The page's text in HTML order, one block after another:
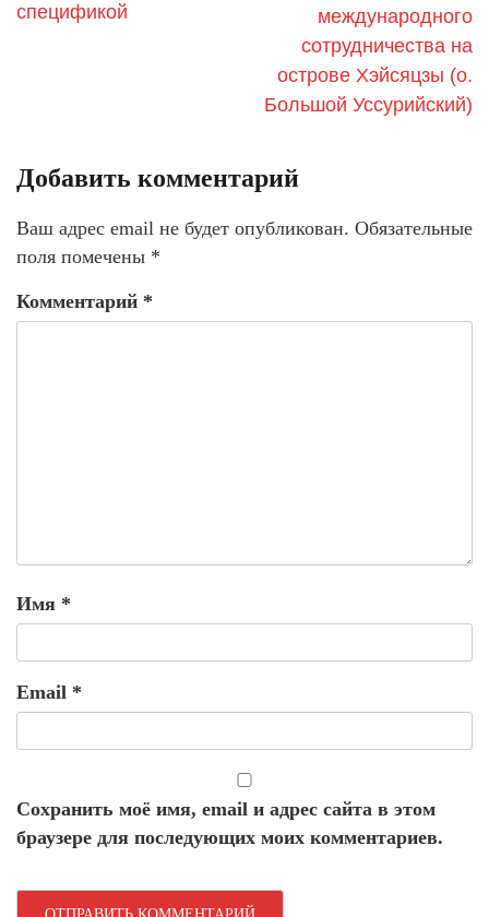
спецификой
международного
сотрудничества на
острове Хэйсяцзы (о.
Большой Уссурийский)
Добавить комментарий
Ваш адрес email не будет опубликован. Обязательные
поля помечены *
Комментарий *
Имя *
Email *
Сохранить моё имя, email и адрес сайта в этом
браузере для последующих моих комментариев.